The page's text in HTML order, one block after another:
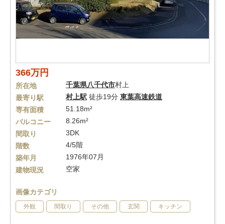
366万円
所在地 千葉県八千代市村上
最寄り駅
村上駅 徒歩19分 東葉高速鉄道
専有面積
51.18m²
バルコニー
8.26m²
間取り
3DK
階数
4/5階
築年月
1976年07月
建物現況
空家
画像カテゴリ
外観 間取り その他 玄関 キッチン